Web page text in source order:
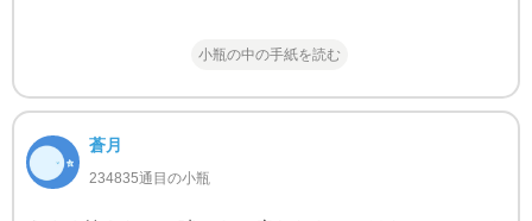
小瓶の中の手紙を読む
蒼月
234835通目の小瓶